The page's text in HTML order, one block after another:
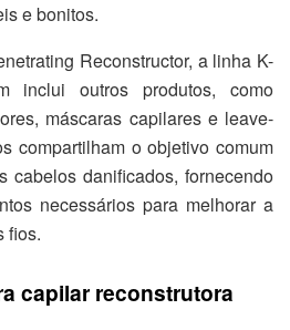
e bonitos.
Reconstructor, a linha K-
inclui outros produtos, como
máscaras capilares e leave-
compartilham o objetivo comum
cabelos danificados, fornecendo
necessários para melhorar a
fios.
capilar reconstrutora